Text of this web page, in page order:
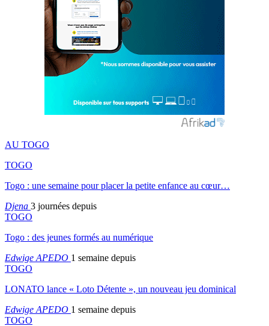
AU TOGO
TOGO
Togo : une semaine pour placer la petite enfance au cœur…
Djena 3 journées depuis
TOGO
Togo : des jeunes formés au numérique
Edwige APEDO 1 semaine depuis
TOGO
LONATO lance « Loto Détente », un nouveau jeu dominical
Edwige APEDO 1 semaine depuis
TOGO